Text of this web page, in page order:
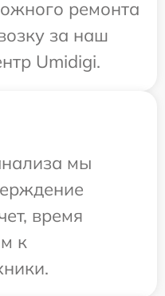
ремонта
за наш
Umidigi.
мы
время
к